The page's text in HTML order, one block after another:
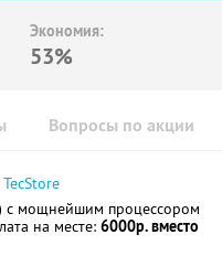
Экономия:
53%
Вопросы по акции
TecStore
с мощнейшим процессором
на месте: 6000р. вместо